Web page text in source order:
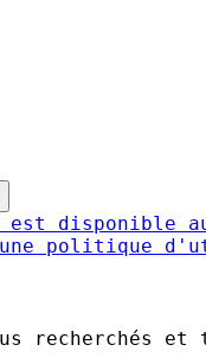
disponible au
une politique
recherchés et